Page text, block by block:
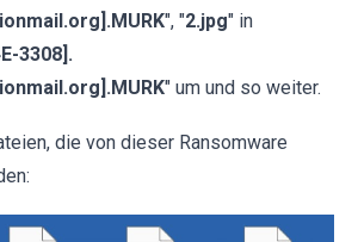
", "2.jpg" in
3308].
" um und so weiter.
die von dieser Ransomware